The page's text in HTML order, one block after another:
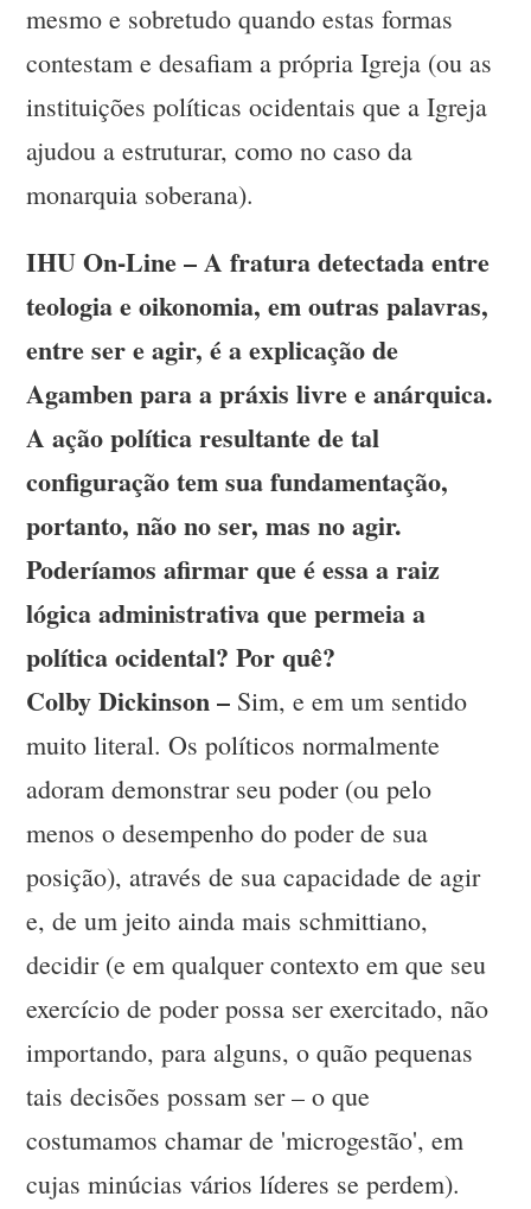
mesmo e sobretudo quando estas formas
contestam e desafiam a própria Igreja (ou as
instituições políticas ocidentais que a Igreja
ajudou a estruturar, como no caso da
monarquia soberana).
IHU On-Line – A fratura detectada entre
teologia e oikonomia, em outras palavras,
entre ser e agir, é a explicação de
Agamben para a práxis livre e anárquica.
A ação política resultante de tal
configuração tem sua fundamentação,
portanto, não no ser, mas no agir.
Poderíamos afirmar que é essa a raiz
lógica administrativa que permeia a
política ocidental? Por quê?
Colby Dickinson – Sim, e em um sentido
muito literal. Os políticos normalmente
adoram demonstrar seu poder (ou pelo
menos o desempenho do poder de sua
posição), através de sua capacidade de agir
e, de um jeito ainda mais schmittiano,
decidir (e em qualquer contexto em que seu
exercício de poder possa ser exercitado, não
importando, para alguns, o quão pequenas
tais decisões possam ser – o que
costumamos chamar de 'microgestão', em
cujas minúcias vários líderes se perdem).